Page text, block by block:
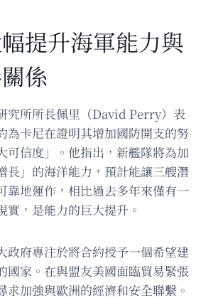
提升海軍能力與
係
究所所長佩里（David Perry）表
為卡尼在證明其增加國防開支的努
可信度」。他指出，新艦隊將為加
長」的海洋能力，預計能讓三艘潛
靠地運作，相比過去多年來僅有一
實，是能力的巨大提升。
政府專注於將合約授予一個希望建
國家。在與盟友美國面臨貿易緊張
求加強與歐洲的經濟和安全聯繫。